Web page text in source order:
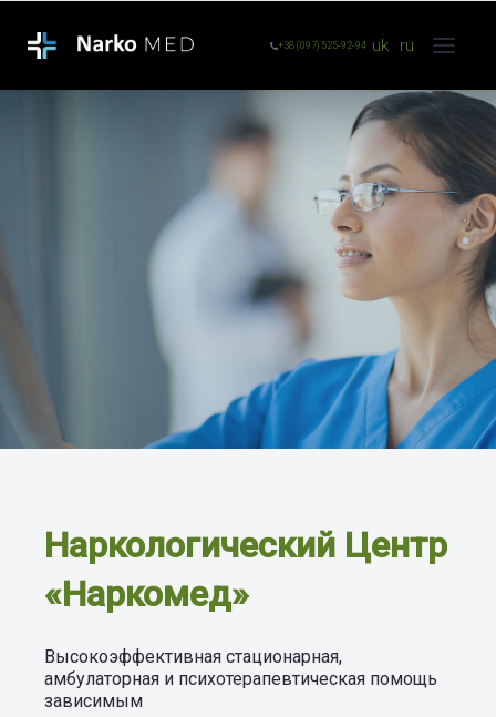
+38 (097) 525-92-94 uk ru
Наркологический Центр
«Наркомед»
Высокоэффективная стационарная,
амбулаторная и психотерапевтическая помощь
зависимым
Наркологический Центр
«Наркомед»
Высокоэффективная стационарная,
зависимым
Алкоголизм